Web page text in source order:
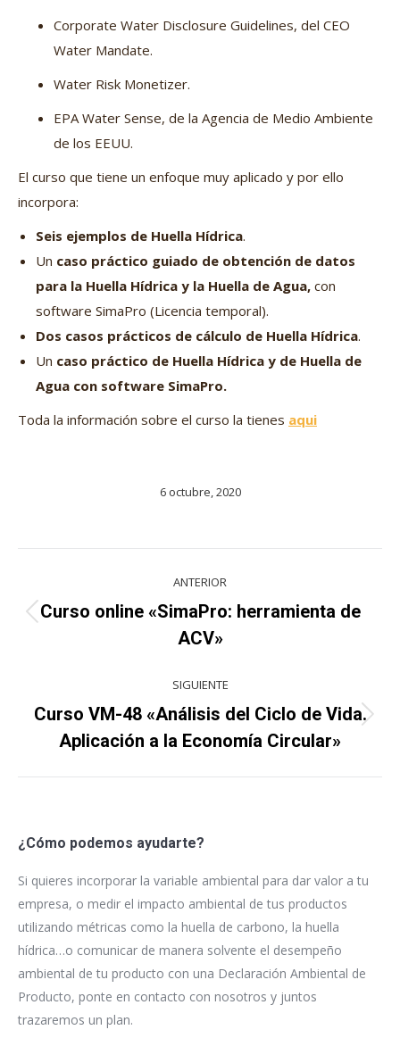
Corporate Water Disclosure Guidelines, del CEO
Water Mandate.
Water Risk Monetizer.
EPA Water Sense, de la Agencia de Medio Ambiente
de los EEUU.
El curso que tiene un enfoque muy aplicado y por ello
incorpora:
Seis ejemplos de Huella Hídrica.
Un caso práctico guiado de obtención de datos
para la Huella Hídrica y la Huella de Agua, con
software SimaPro (Licencia temporal).
Dos casos prácticos de cálculo de Huella Hídrica.
Un caso práctico de Huella Hídrica y de Huella de
Agua con software SimaPro.
Toda la información sobre el curso la tienes aqui
6 octubre, 2020
entre
ANTERIOR
Proyecto
anterior
Curso online «SimaPro: herramienta de
ACV»
SIGUIENTE
Proyecto
siguiente
Curso VM-48 «Análisis del Ciclo de Vida.
Aplicación a la Economía Circular»
¿Cómo podemos ayudarte?
Si quieres incorporar la variable ambiental para dar valor a tu
empresa, o medir el impacto ambiental de tus productos
utilizando métricas como la huella de carbono, la huella
hídrica…o comunicar de manera solvente el desempeño
ambiental de tu producto con una Declaración Ambiental de
Producto, ponte en contacto con nosotros y juntos
trazaremos un plan.